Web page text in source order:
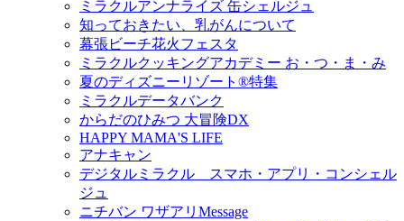
ミラクルアンナライズ 缶シェルジュ
知っておきたい、乳がんについて
幕張ビーチ花火フェスタ
ミラクルクッキングアカデミー お・つ・ま・み
夏のディズニーリゾート®特集
ミラクルデータバンク
からだのひみつ 大冒険DX
HAPPY MAMA'S LIFE
アナキャン
デジタルミラクル スマホ・アプリ・コンシェル
ジュ
ニチバン ワザアリMessage